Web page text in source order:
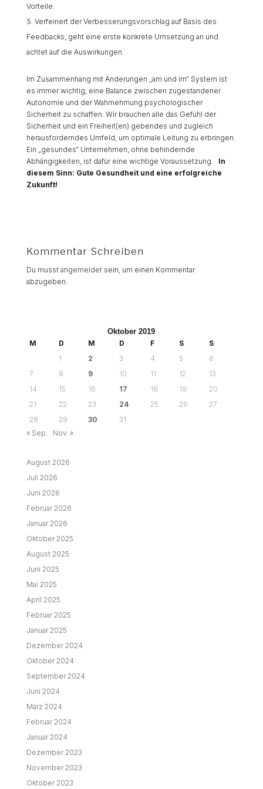
Vorteile.
Verfeinert der Verbesserungsvorschlag auf Basis des
Feedbacks, geht eine erste konkrete Umsetzung an und
achtet auf die Auswirkungen.
Im Zusammenhang mit Änderungen „am und im“ System ist
es immer wichtig, eine Balance zwischen zugestandener
Autonomie und der Wahrnehmung psychologischer
Sicherheit zu schaffen. Wir brauchen alle das Gefühl der
Sicherheit und ein Freiheit(en) gebendes und zugleich
herausforderndes Umfeld, um optimale Leitung zu erbringen.
Ein „gesundes“ Unternehmen, ohne behindernde
Abhängigkeiten, ist dafür eine wichtige Voraussetzung. In
diesem Sinn: Gute Gesundheit und eine erfolgreiche
Zukunft!
Kommentar Schreiben
Du musst angemeldetsein, um einen Kommentar
abzugeben.
Oktober 2019
M
D M D F S
S
1
2 3 4 5
6
7
8 9 10 11 12
13
14
15 16 17 18 19
20
21
22 23 24 25 26
27
28
29 30
31
« Sep.
Nov. »
August 2026
Juli 2026
Juni 2026
Februar 2026
Januar 2026
Oktober 2025
August 2025
Juni 2025
Mai 2025
April 2025
Februar 2025
Januar 2025
Dezember 2024
Oktober 2024
September 2024
Juni 2024
März 2024
Februar 2024
Januar 2024
Dezember 2023
November 2023
Oktober 2023